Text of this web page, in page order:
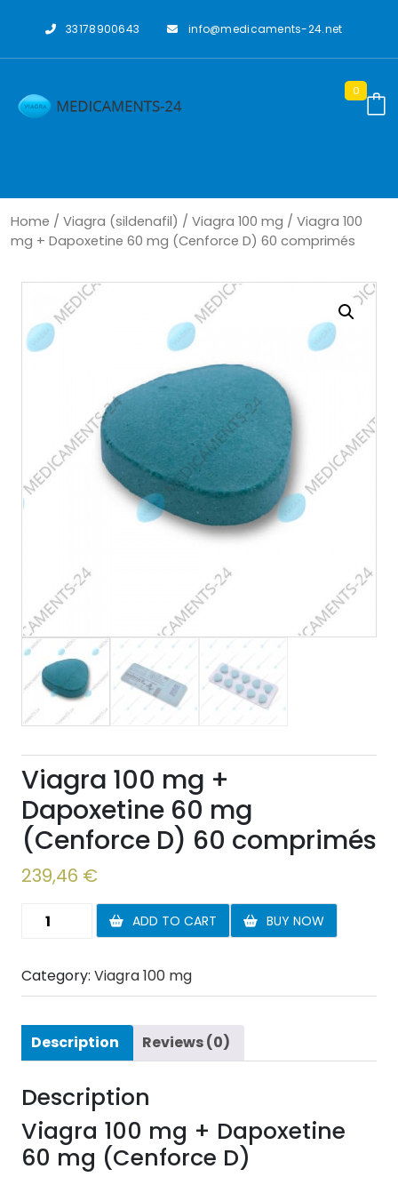
33178900643 info@medicaments-24.net
0
Home / Viagra (sildenafil) / Viagra 100 mg / Viagra 100
mg + Dapoxetine 60 mg (Cenforce D) 60 comprimés
Viagra 100 mg +
Dapoxetine 60 mg
(Cenforce D) 60 comprimés
239,46 €
Viagra
+
Dapoxetine
mg
(Cenforce
60
comprimés
quantity
ADD TO CART BUY NOW
Category: Viagra 100 mg
Description Reviews (0)
Description
Viagra 100 mg + Dapoxetine
60 mg (Cenforce D)